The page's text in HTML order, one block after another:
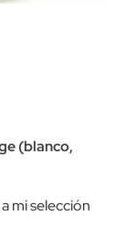
(blanco,
mi selección